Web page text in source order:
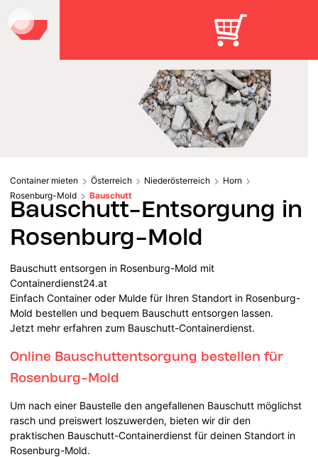
Container mieten Österreich Niederösterreich
Horn
Rosenburg-Mold
Bauschutt
Bauschutt-Entsorgung in
Rosenburg-Mold
Bauschutt entsorgen in Rosenburg-Mold mit
Containerdienst24.at
Einfach Container oder Mulde für Ihren Standort in Rosenburg-
Mold bestellen und bequem Bauschutt entsorgen lassen.
Jetzt mehr erfahren zum Bauschutt-Containerdienst.
Online Bauschuttentsorgung bestellen für
Rosenburg-Mold
Um nach einer Baustelle den angefallenen Bauschutt möglichst
rasch und preiswert loszuwerden, bieten wir dir den
praktischen Bauschutt-Containerdienst für deinen Standort in
Rosenburg-Mold.